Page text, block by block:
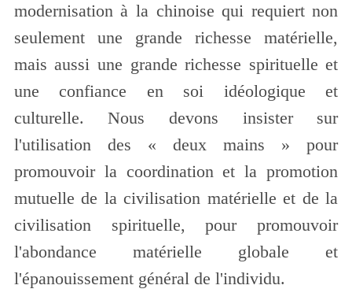
modernisation à la chinoise qui requiert non
seulement une grande richesse matérielle,
mais aussi une grande richesse spirituelle et
une confiance en soi idéologique et
culturelle. Nous devons insister sur
l'utilisation des « deux mains » pour
promouvoir la coordination et la promotion
mutuelle de la civilisation matérielle et de la
civilisation spirituelle, pour promouvoir
l'abondance matérielle globale et
l'épanouissement général de l'individu.